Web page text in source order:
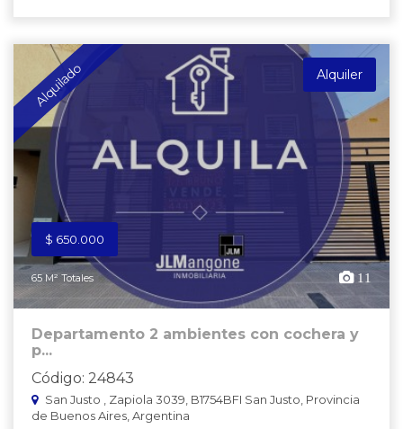
Alquilado Alquiler
$ 650.000
65 M² Totales 11
Departamento 2 ambientes con cochera y
p...
Código: 24843
San Justo , Zapiola 3039, B1754BFI San Justo, Provincia
de Buenos Aires, Argentina